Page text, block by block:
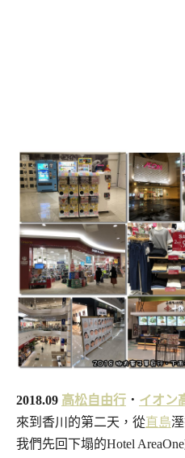
2018.09 高松自由行 ． イオン
來到香川的第二天，從直島
我們先回下塌的Hotel